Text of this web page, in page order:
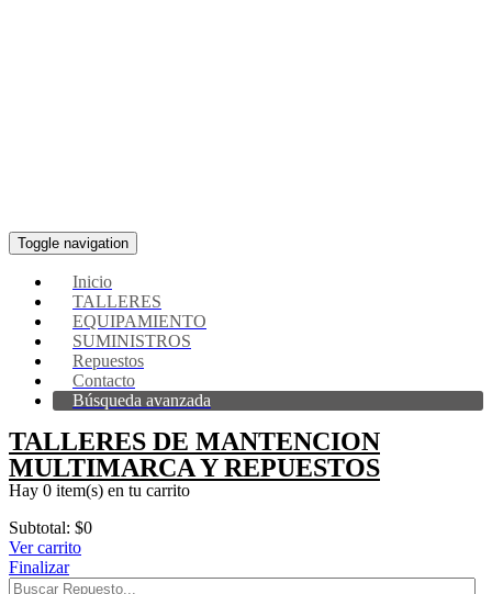
Toggle navigation
Inicio
TALLERES
EQUIPAMIENTO
SUMINISTROS
Repuestos
Contacto
Búsqueda avanzada
TALLERES DE MANTENCION
MULTIMARCA Y REPUESTOS
Hay 0 item(s) en tu carrito
Subtotal: $0
Ver carrito
Finalizar